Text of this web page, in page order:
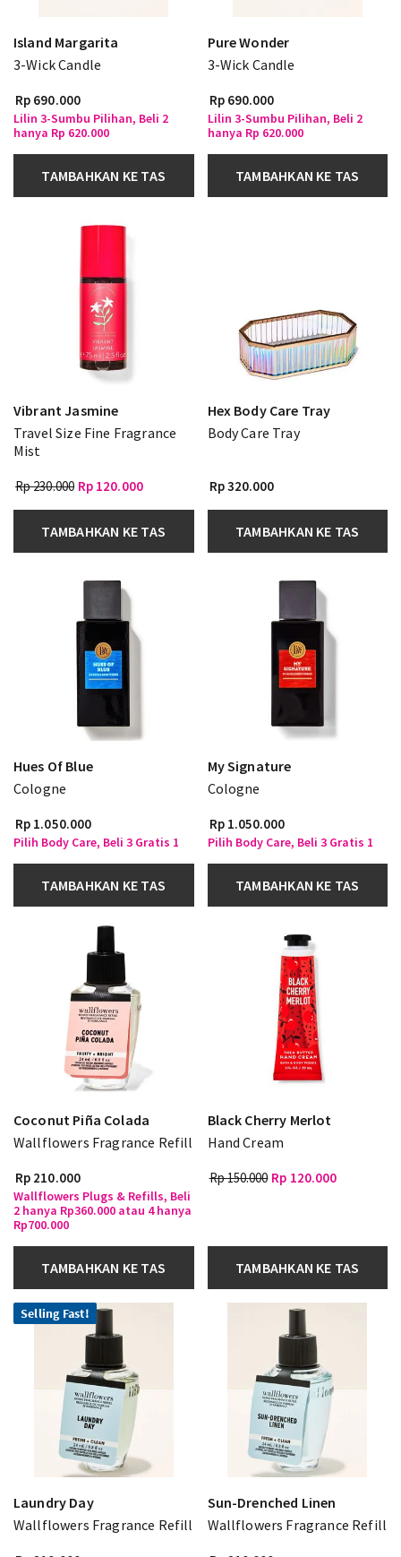
Island Margarita
3-Wick Candle
Rp 690.000
Lilin 3-Sumbu Pilihan, Beli 2
hanya Rp 620.000
TAMBAHKAN KE TAS
Pure Wonder
3-Wick Candle
Rp 690.000
Lilin 3-Sumbu Pilihan, Beli 2
hanya Rp 620.000
TAMBAHKAN KE TAS
Vibrant Jasmine
Travel Size Fine Fragrance
Mist
Rp 230.000 Rp 120.000
TAMBAHKAN KE TAS
Hex Body Care Tray
Body Care Tray
Rp 320.000
TAMBAHKAN KE TAS
Hues Of Blue
Cologne
Rp 1.050.000
Pilih Body Care, Beli 3 Gratis 1
TAMBAHKAN KE TAS
My Signature
Cologne
Rp 1.050.000
Pilih Body Care, Beli 3 Gratis 1
TAMBAHKAN KE TAS
Coconut Piña Colada
Wallflowers Fragrance Refill
Rp 210.000
Wallflowers Plugs & Refills, Beli
2 hanya Rp360.000 atau 4 hanya
Rp700.000
TAMBAHKAN KE TAS
Black Cherry Merlot
Hand Cream
Rp 150.000 Rp 120.000
TAMBAHKAN KE TAS
Selling Fast!
Laundry Day
Wallflowers Fragrance Refill
Sun-Drenched Linen
Wallflowers Fragrance Refill